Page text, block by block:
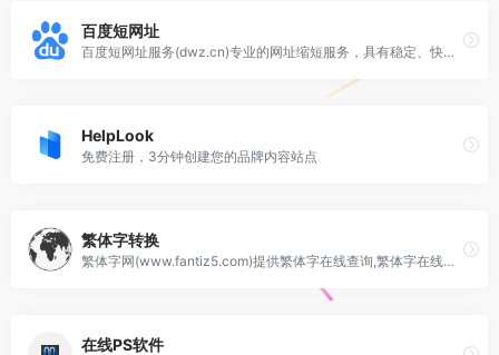
百度短网址
百度短网址服务(dwz.cn)专业的网址缩短服务，具有稳定、快速、安全的特点，支持批量缩短、批量短网址还原、数据报表、开放API接口等服务
HelpLook
免费注册，3分钟创建您的品牌内容站点
繁体字转换
繁体字网(www.fantiz5.com)提供繁体字在线查询,繁体字在线转换功能、甲骨文在线转换功能,并包含了猜字谜,繁体字转换器,甲骨文转换器,火星文转换器等实用工具。
在线PS软件